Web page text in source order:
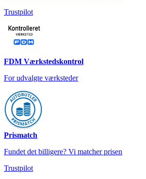
Trustpilot
FDM Værkstedskontrol
For udvalgte værksteder
Prismatch
Fundet det billigere? Vi matcher prisen
Trustpilot